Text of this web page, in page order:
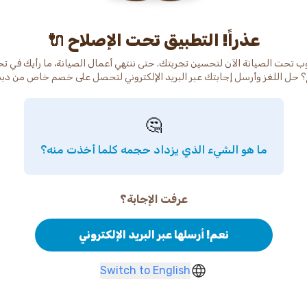
عذراً! التطبيق تحت الإصلاح 🔌
تحت الصيانة الآن لتحسين تجربتك. حتى ننتهي أعمال الصيانة، ما رأيك في
حل اللغز وأرسل إجابتك عبر البريد الإلكتروني لتحصل على خصم خاص من
🤔
ما هو الشيء الذي يزداد حجمه كلما أخذت منه؟
عرفت الإجابة؟
نعم! أرسلها عبر البريد الإلكتروني
Switch to English